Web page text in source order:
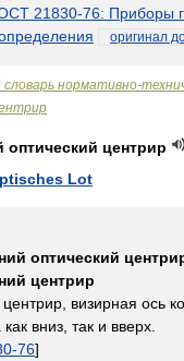
21830-76: Приборы
оригинал
словарь нормативно-
оптический центрир
Lot
оптический
центрир
визирная ось
вниз, так и вверх.
76]